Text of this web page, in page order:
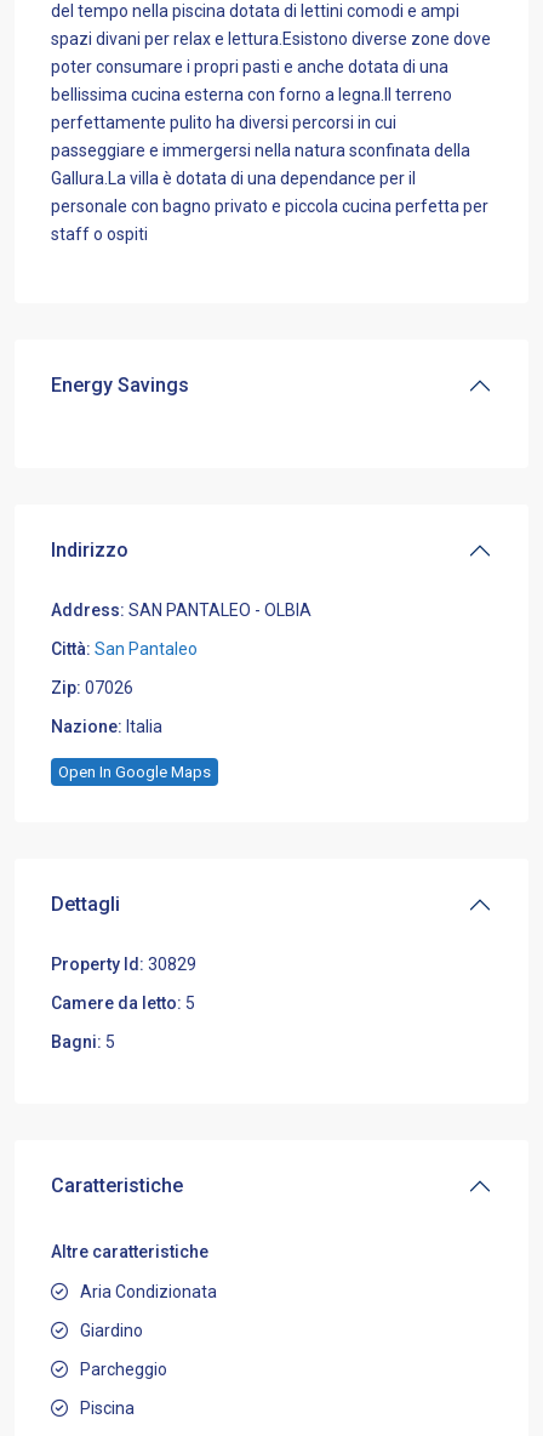
del tempo nella piscina dotata di lettini comodi e ampi
spazi divani per relax e lettura.Esistono diverse zone dove
poter consumare i propri pasti e anche dotata di una
bellissima cucina esterna con forno a legna.Il terreno
perfettamente pulito ha diversi percorsi in cui
passeggiare e immergersi nella natura sconfinata della
Gallura.La villa è dotata di una dependance per il
personale con bagno privato e piccola cucina perfetta per
staff o ospiti
Energy Savings
Indirizzo
Address: SAN PANTALEO - OLBIA
Città: San Pantaleo
Zip: 07026
Nazione: Italia
Open In Google Maps
Dettagli
Property Id: 30829
Camere da letto: 5
Bagni: 5
Caratteristiche
Altre caratteristiche
Aria Condizionata
Giardino
Parcheggio
Piscina